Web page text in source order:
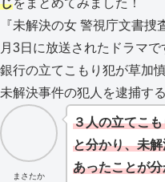
じをまとめてみました！
『未解決の女 警視庁文書
月3日に放送されたドラマで
銀行の立てこもり犯が草加
未解決事件の犯人を逮捕す
まさたか
３人の立てこ
と分かり、未
あったことが